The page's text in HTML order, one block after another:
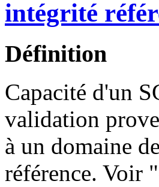
intégrité
Définition
Capacité d'un
validation
à un domaine
référence. Voir